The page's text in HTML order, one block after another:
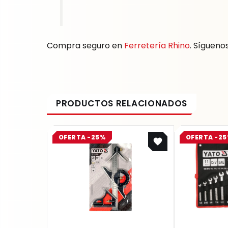
Compra seguro en Ferretería Rhino.
OFERTA -25%
Original
price
was:
$ 75.200.
Current
price
is:
$ 56.400.
OFERTA -